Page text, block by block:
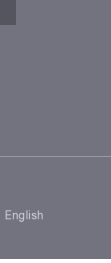
English